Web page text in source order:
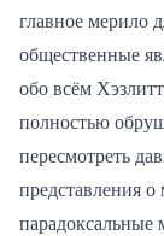
главное мерило
общественные
обо всём
полностью
пересмотреть
представления
парадоксальные